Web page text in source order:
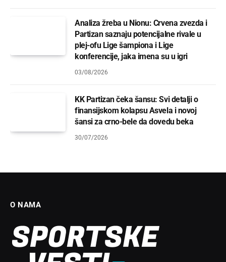
Analiza žreba u Nionu: Crvena zvezda i
Partizan saznaju potencijalne rivale u
plej-ofu Lige šampiona i Lige
konferencije, jaka imena su u igri
03/08/2026
KK Partizan čeka šansu: Svi detalji o
finansijskom kolapsu Asvela i novoj
šansi za crno-bele da dovedu beka
30/07/2026
O NAMA